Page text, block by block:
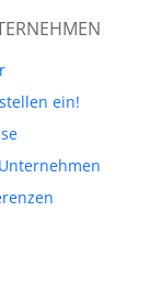
ein!